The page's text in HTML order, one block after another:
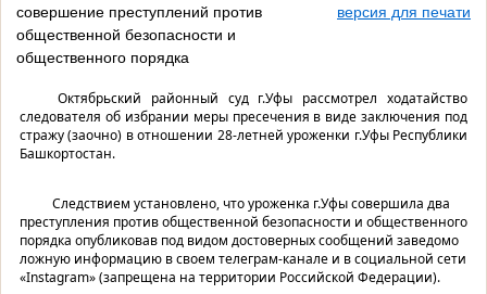
совершение преступлений против
общественной безопасности и
общественного порядка
версия для печати
Октябрьский районный суд г.Уфы рассмотрел ходатайство
следователя об избрании меры пресечения в виде заключения под
стражу (заочно) в отношении 28-летней уроженки г.Уфы Республики
Башкортостан.
Следствием установлено, что уроженка г.Уфы совершила два
преступления против общественной безопасности и общественного
порядка опубликовав под видом достоверных сообщений заведомо
ложную информацию в своем телеграм-канале и в социальной сети
«Instagram» (запрещена на территории Российской Федерации).